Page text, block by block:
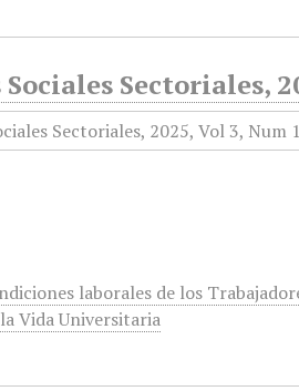
Sectoriales,
laborales de los
Vida Universitaria